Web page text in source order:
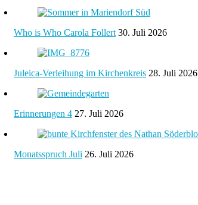
Who is Who Carola Follert30. Juli 2026
Juleica-Verleihung im Kirchenkreis 28. Juli 2026
Erinnerungen 4 27. Juli 2026
Monatsspruch Juli 26. Juli 2026